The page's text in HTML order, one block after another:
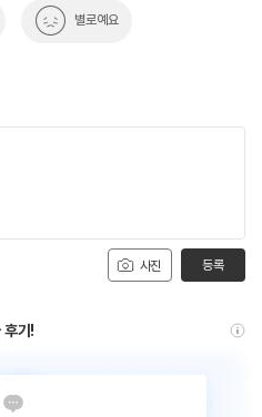
별로예요
사진 등록
기!